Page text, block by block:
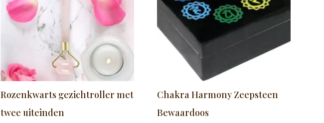
Rozenkwarts gezichtroller met
twee uiteinden
Chakra Harmony Zeepsteen
Bewaardoos